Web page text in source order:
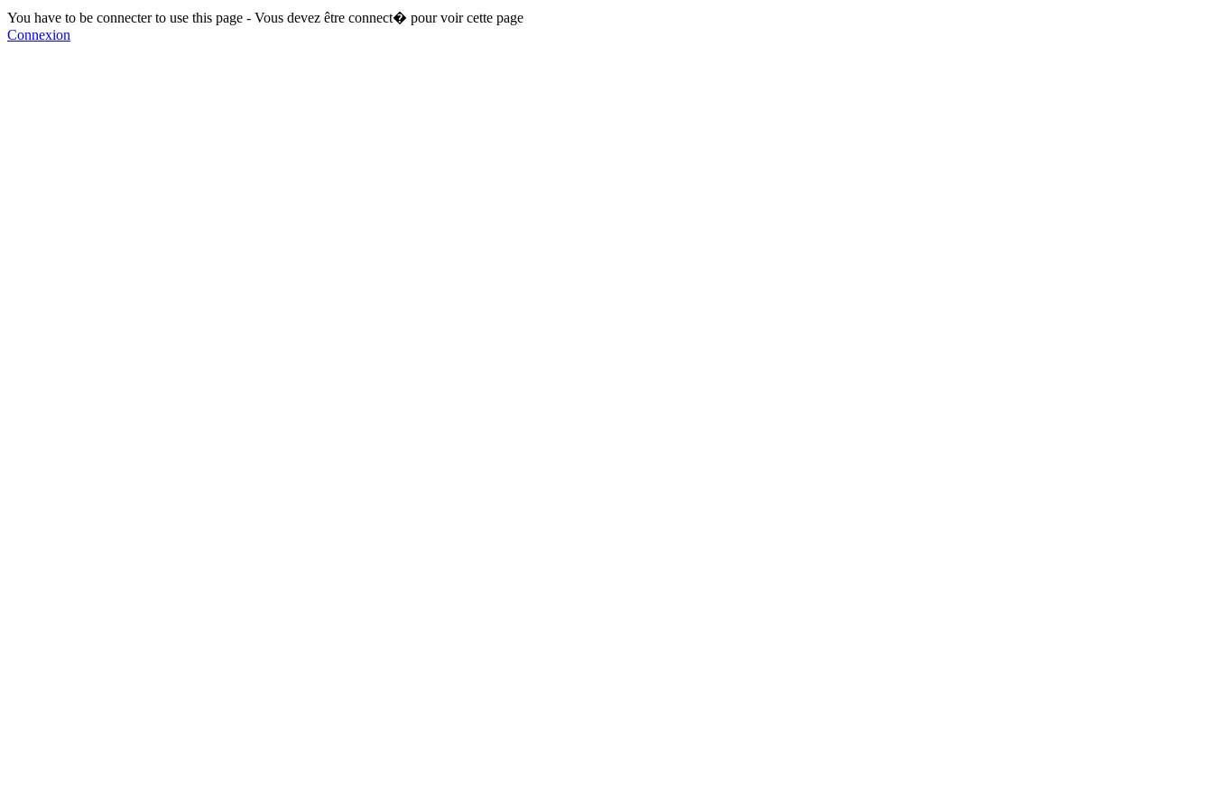
You have to be connecter to use this page - Vous devez être connect� pour voir cette page
Connexion